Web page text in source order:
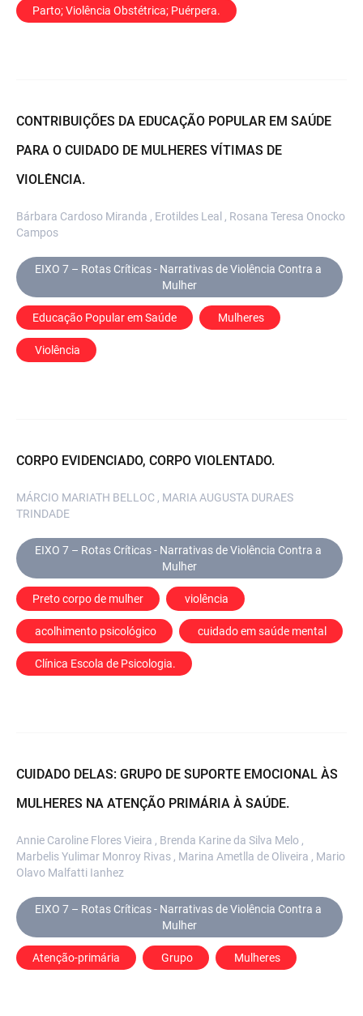
Parto; Violência Obstétrica; Puérpera.
CONTRIBUIÇÕES DA EDUCAÇÃO POPULAR EM SAÚDE
PARA O CUIDADO DE MULHERES VÍTIMAS DE
VIOLÊNCIA.
Bárbara Cardoso Miranda , Erotildes Leal , Rosana Teresa Onocko
Campos
EIXO 7 – Rotas Críticas - Narrativas de Violência Contra a
Mulher
Educação Popular em Saúde Mulheres
Violência
CORPO EVIDENCIADO, CORPO VIOLENTADO.
MÁRCIO MARIATH BELLOC , MARIA AUGUSTA DURAES
TRINDADE
EIXO 7 – Rotas Críticas - Narrativas de Violência Contra a
Mulher
Preto corpo de mulher violência
acolhimento psicológico cuidado em saúde mental
Clínica Escola de Psicologia.
CUIDADO DELAS: GRUPO DE SUPORTE EMOCIONAL ÀS
MULHERES NA ATENÇÃO PRIMÁRIA À SAÚDE.
Annie Caroline Flores Vieira , Brenda Karine da Silva Melo ,
Marbelis Yulimar Monroy Rivas , Marina Ametlla de Oliveira , Mario
Olavo Malfatti Ianhez
EIXO 7 – Rotas Críticas - Narrativas de Violência Contra a
Mulher
Atenção-primária Grupo Mulheres